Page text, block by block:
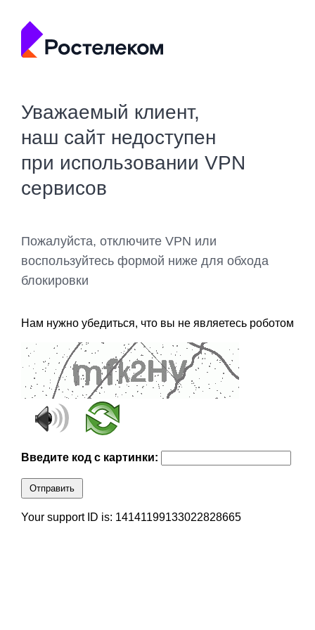
Уважаемый клиент,
наш сайт недоступен
при использовании VPN
сервисов
Пожалуйста, отключите VPN или
воспользуйтесь формой ниже для обхода
блокировки
Нам нужно убедиться, что вы не являетесь роботом
Введите код с картинки:
Отправить
Your support ID is: 14141199133022828665